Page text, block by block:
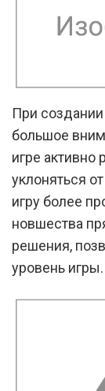
При
большое
игре активно
уклоняться
игру более
новшества
решения,
уровень игры.